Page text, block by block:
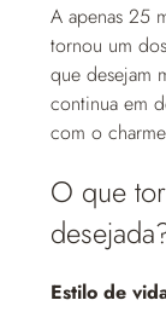
A apenas 25
tornou um
que desejam
continua em
com o
O que
Estilo de